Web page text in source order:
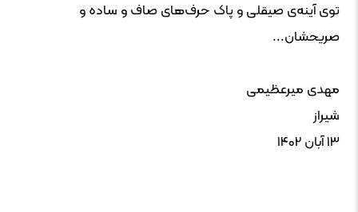
توی آینه‌ی صیقلی و پاک حرف‌های صاف و ساده و
صریحشان...
مهدی میرعظیمی
شیراز
۱۳ آبان ۱۴۰۲